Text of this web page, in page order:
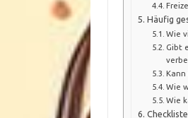
Häufig
Wie
Gibt
Kann
Wie
Wie